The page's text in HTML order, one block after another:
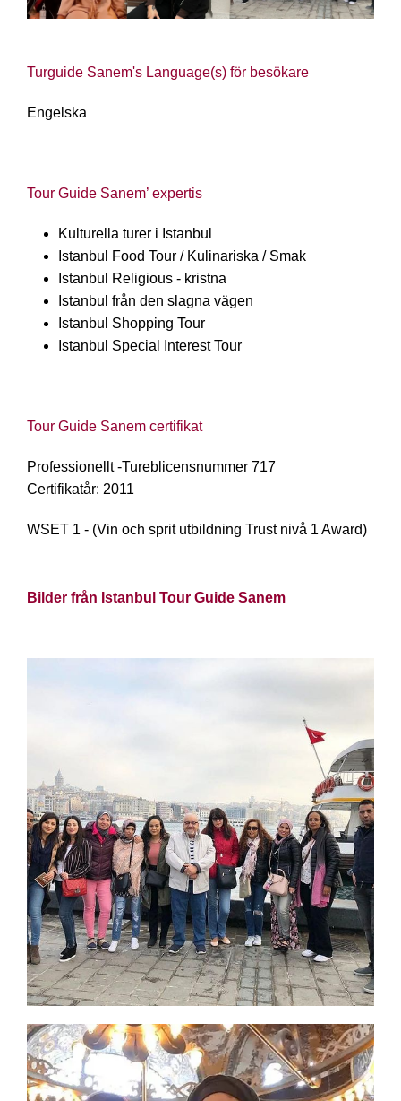
Turguide Sanem's Language(s) för besökare
Engelska
Tour Guide Sanem’ expertis
Kulturella turer i Istanbul
Istanbul Food Tour / Kulinariska / Smak
Istanbul Religious - kristna
Istanbul från den slagna vägen
Istanbul Shopping Tour
Istanbul Special Interest Tour
Tour Guide Sanem certifikat
Professionellt -Tureblicensnummer 717
Certifikatår: 2011
WSET 1 - (Vin och sprit utbildning Trust nivå 1 Award)
Bilder från Istanbul Tour Guide Sanem